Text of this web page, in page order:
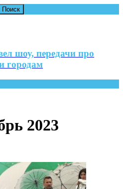
шоу, передачи про
городам
2023